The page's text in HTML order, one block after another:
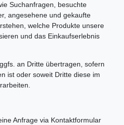
Suchanfragen, besuchte
angesehene und gekaufte
welche Produkte unsere
und das Einkaufserlebnis
an Dritte übertragen, sofern
ist oder soweit Dritte diese im
Anfrage via Kontaktformular